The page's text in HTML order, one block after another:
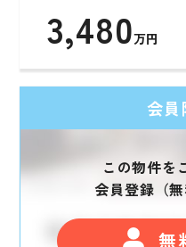
3,480万円
会
この物件を
会員登録（無
無